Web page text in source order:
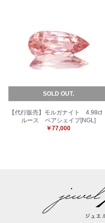
SOLD OUT.
【代行販売】モルガナイト 4.98ct
ルース ペアシェイプ[NGL]
￥77,000